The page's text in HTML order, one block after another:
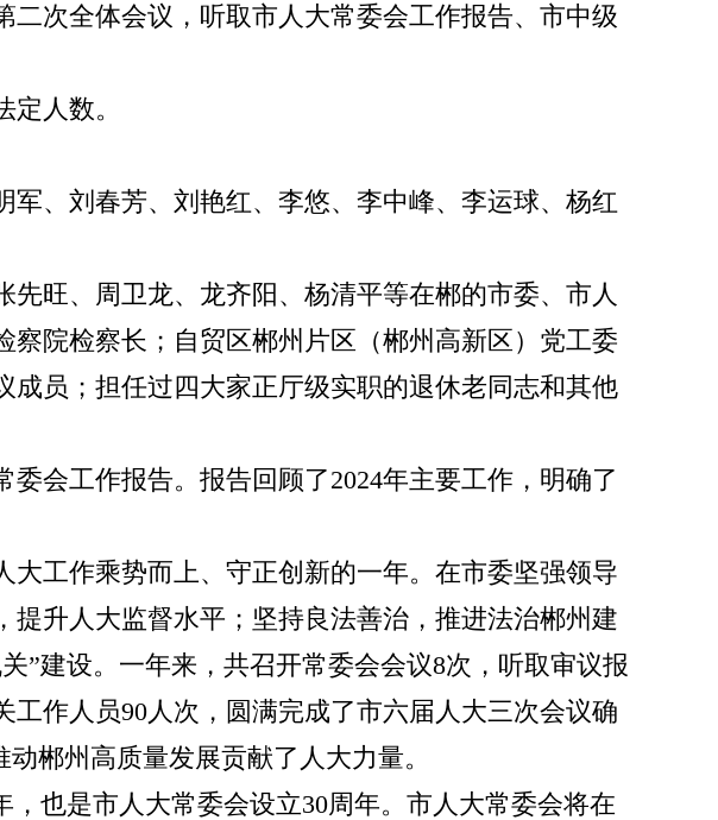
次全体会议，听取市人大常委会工作报告、市中级
人数。
、刘春芳、刘艳红、李悠、李中峰、李运球、杨红
旺、周卫龙、龙齐阳、杨清平等在郴的市委、市人
院检察长；自贸区郴州片区（郴州高新区）党工委
员；担任过四大家正厅级实职的退休老同志和其他
会工作报告。报告回顾了2024年主要工作，明确了
大工作乘势而上、守正创新的一年。在市委坚强领导
升人大监督水平；坚持良法善治，推进法治郴州建
”建设。一年来，共召开常委会会议8次，听取审议报
作人员90人次，圆满完成了市六届人大三次会议确
郴州高质量发展贡献了人大力量。
也是市人大常委会设立30周年。市人大常委会将在